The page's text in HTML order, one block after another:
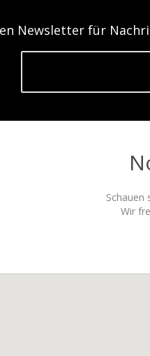
Newsletter für
Schauen
Wir